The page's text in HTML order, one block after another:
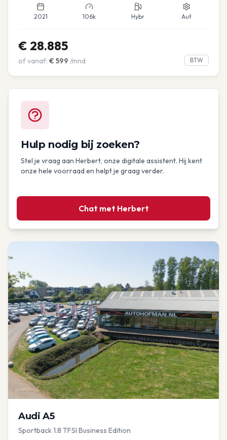
2021 106k Hybr Aut
€ 28.885
of vanaf: € 599 /mnd BTW
Hulp nodig bij zoeken?
Stel je vraag aan Herbert, onze digitale assistent. Hij kent
onze hele voorraad en helpt je graag verder.
Chat met Herbert
Audi A5
Sportback 1.8 TFSI Business Edition